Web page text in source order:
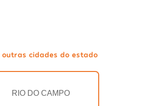
outras cidades do estado
RIO DO CAMPO